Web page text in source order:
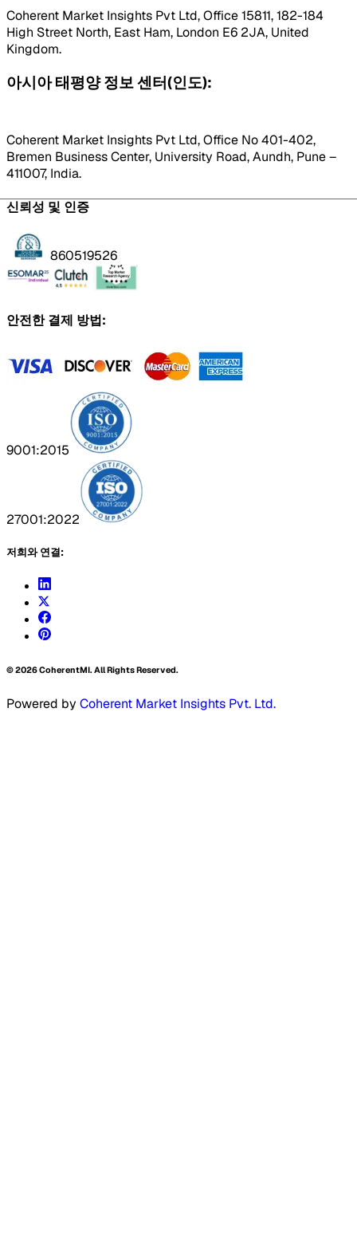
Coherent Market Insights Pvt Ltd, Office 15811, 182-184
High Street North, East Ham, London E6 2JA, United
Kingdom.
아시아 태평양 정보 센터(인도):
Coherent Market Insights Pvt Ltd, Office No 401-402,
Bremen Business Center, University Road, Aundh, Pune –
411007, India.
신뢰성 및 인증
860519526
안전한 결제 방법:
9001:2015
27001:2022
저희와 연결:
©2026CoherentMI. All Rights Reserved.
Powered by Coherent Market Insights Pvt. Ltd.